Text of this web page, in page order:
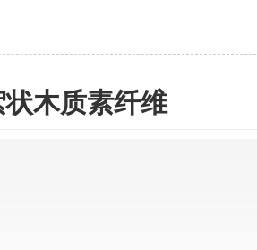
木质素纤维